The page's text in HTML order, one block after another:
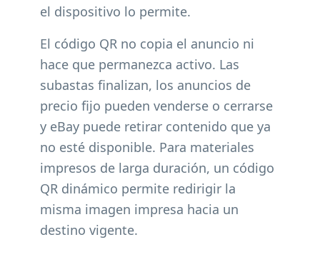
el dispositivo lo permite.
El código QR no copia el anuncio ni
hace que permanezca activo. Las
subastas finalizan, los anuncios de
precio fijo pueden venderse o cerrarse
y eBay puede retirar contenido que ya
no esté disponible. Para materiales
impresos de larga duración, un código
QR dinámico permite redirigir la
misma imagen impresa hacia un
destino vigente.